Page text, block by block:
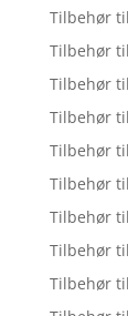
Tilbehør
Tilbehør
Tilbehør
Tilbehør
Tilbehør
Tilbehør
Tilbehør
Tilbehør
Tilbehør